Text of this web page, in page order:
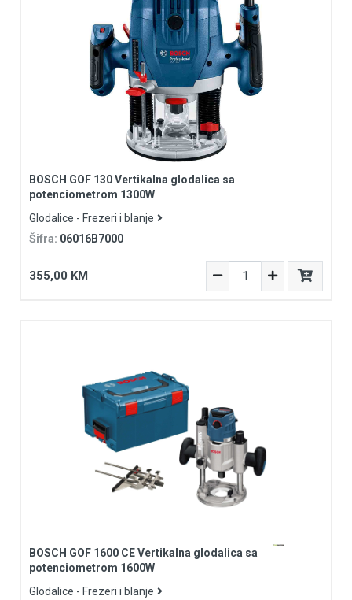
BOSCH GOF 130 Vertikalna glodalica sa
potenciometrom 1300W
Glodalice - Frezeri i blanje
Šifra: 06016B7000
355,00 KM
BOSCH GOF 1600 CE Vertikalna glodalica sa
potenciometrom 1600W
Glodalice - Frezeri i blanje